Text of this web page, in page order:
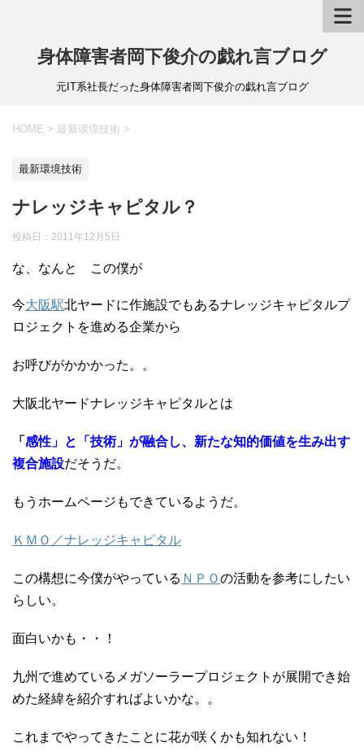
身体障害者岡下俊介の戯れ言ブログ
元IT系社長だった身体障害者岡下俊介の戯れ言ブログ
HOME > 最新環境技術 >
最新環境技術
ナレッジキャピタル？
投稿日： 2011年12月5日
な、なんと この僕が
今大阪駅北ヤードに作施設でもあるナレッジキャピタルプ
ロジェクトを進める企業から
お呼びがかかかった。。
大阪北ヤードナレッジキャピタルとは
「 感性」と「技術」が融合し、新たな知的価値を生み出す
複合施設だそうだ。
もうホームページもできているようだ。
ＫＭＯ／ナレッジキャピタル
この構想に今僕がやっている ＮＰＯの活動を参考にしたい
らしい。
面白いかも・・！
九州で進めているメガソーラープロジェクトが展開でき始
めた経緯を紹介すればよいかな。。
これまでやってきたことに花が咲くかも知れない！